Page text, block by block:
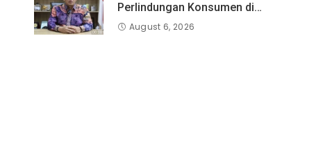
Perlindungan Konsumen di
Era Digital, Aduan Pinjaman
August 6, 2026